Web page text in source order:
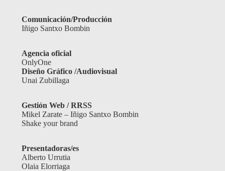
Comunicación/Producción
Iñigo Santxo Bombin
Agencia oficial
OnlyOne
Diseño Gráfico /Audiovisual
Unai Zubillaga
Gestión Web / RRSS
Mikel Zarate – Iñigo Santxo Bombin
Shake your brand
Presentadoras/es
Alberto Urrutia
Olaia Elorriaga